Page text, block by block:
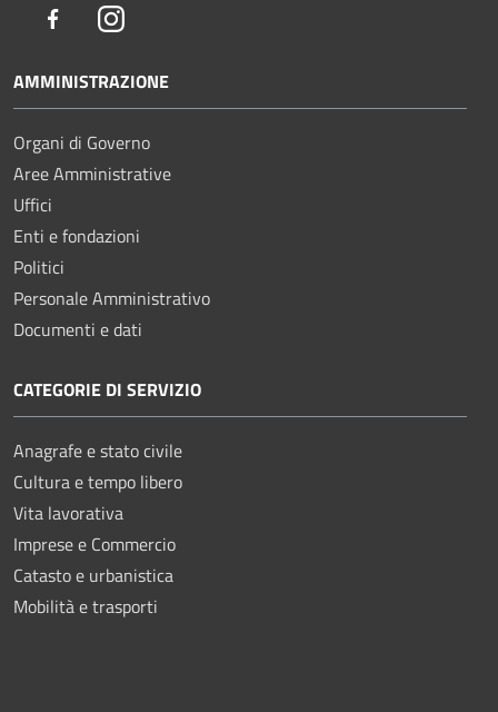
FacebookInstagram
AMMINISTRAZIONE
Organi di Governo
Aree Amministrative
Uffici
Enti e fondazioni
Politici
Personale Amministrativo
Documenti e dati
CATEGORIE DI SERVIZIO
Anagrafe e stato civile
Cultura e tempo libero
Vita lavorativa
Imprese e Commercio
Catasto e urbanistica
Mobilità e trasporti